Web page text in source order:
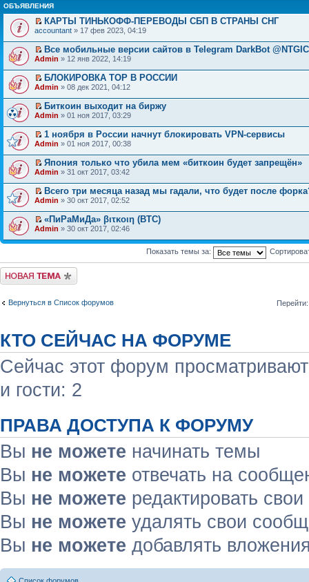
ОБЪЯВЛЕНИЯ
КАРТЫ ТИНЬКОФФ-ПЕРЕВОДЫ СБП В СТРАНЫ СНГ
accountant » 17 фев 2023, 04:19
Все мобильные версии сайтов в Telegram DarkBot
Admin » 12 янв 2022, 14:19
БЛОКИРОВКА ТОР В РОССИИ
Admin » 08 дек 2021, 04:12
Биткоин выходит на биржу
Admin » 01 ноя 2017, 03:29
1 ноября в России начнут блокировать VPN-сервисы
Admin » 01 ноя 2017, 00:38
Япония только что убила мем «биткоин будет запрещён»
Admin » 31 окт 2017, 03:42
Всего три месяца назад мы гадали, что будет после
Admin » 30 окт 2017, 02:52
«ПиРаМиДа» βιτκοιη (BTC)
Admin » 30 окт 2017, 02:46
Показать темы за:
Начать новую тему
Вернуться в Список форумов Перейти:
КТО СЕЙЧАС НА ФОРУМЕ
Сейчас этот форум
и гости: 2
ПРАВА ДОСТУПА К ФОРУМУ
Вы не можете начинать темы
Вы не можете отвечать на
Вы не можете редактировать
Вы не можете удалять свои
Вы не можете добавлять